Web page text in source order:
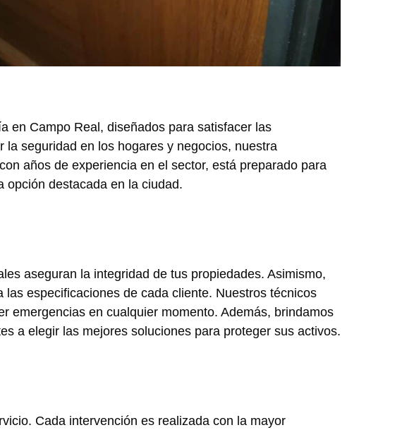
en Campo Real, diseñados para satisfacer las
seguridad en los hogares y negocios, nuestra
años de experiencia en el sector, está preparado para
opción destacada en la ciudad.
aseguran la integridad de tus propiedades. Asimismo,
especificaciones de cada cliente. Nuestros técnicos
emergencias en cualquier momento. Además, brindamos
a elegir las mejores soluciones para proteger sus activos.
Cada intervención es realizada con la mayor